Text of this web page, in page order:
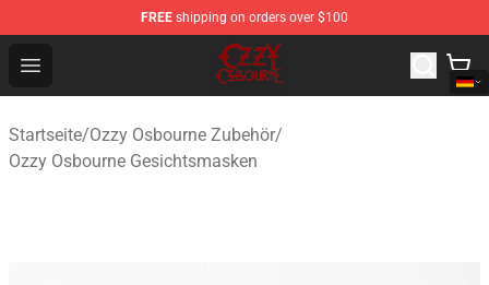
FREE shipping on orders over $100
Open menu
Ozzy Osbourne Store - Official Ozzy Osbourne
Startseite/Ozzy Osbourne Zubehör/
Ozzy Osbourne Gesichtsmasken